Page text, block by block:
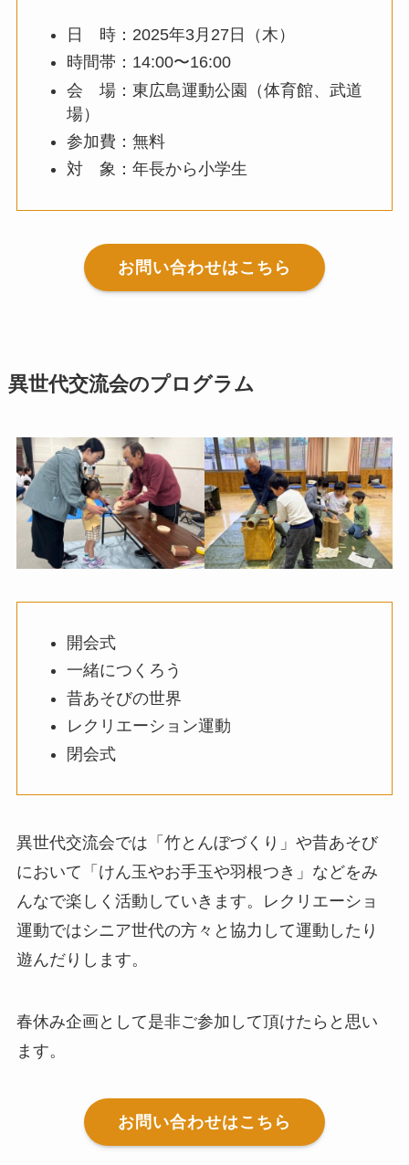
日 時：2025年3月27日（木）
時間帯：14:00〜16:00
会 場：東広島運動公園（体育館、武道
場）
参加費：無料
対 象：年長から小学生
お問い合わせはこちら
異世代交流会のプログラム
開会式
一緒につくろう
昔あそびの世界
レクリエーション運動
閉会式
異世代交流会では「竹とんぼづくり」や昔あそび
において「けん玉やお手玉や羽根つき」などをみ
んなで楽しく活動していきます。レクリエーショ
運動ではシニア世代の方々と協力して運動したり
遊んだりします。
春休み企画として是非ご参加して頂けたらと思い
ます。
お問い合わせはこちら